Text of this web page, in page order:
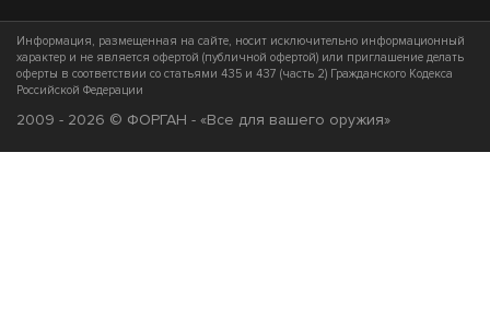
Информация, размещенная на сайте, носит исключительно информационный
характер и не является офертой (публичной офертой) или приглашение делать
оферты в соответствии со статьями 435 и 437 (часть 2) Гражданского Кодекса
Российской Федерации
2009 - 2026 © ФОРГАН - «Все для вашего оружия»